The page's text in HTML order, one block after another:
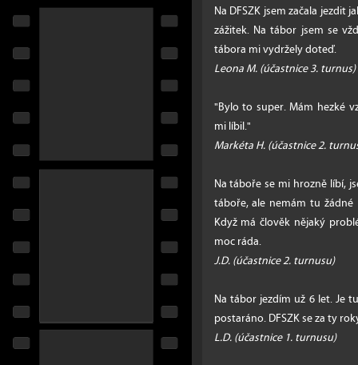
Na DFSZK jsem začala
zážitek. Na tábor jsem se
tábora mi vydržely doteď.
Leona M. (účastnice 3. turnus)
"Bylo to super. Mám hezké
mi líbil."
Markéta H. (účastnice 2.
Na táboře se mi hrozně líbí,
táboře, ale nemám tu
Když má člověk nějaký
moc ráda.
J.D. (účastnice 2. turnusu)
Na tábor jezdím už 6 let. Je
postaráno. DFSZK se za ty
L.D. (účastnice 1. turnusu)